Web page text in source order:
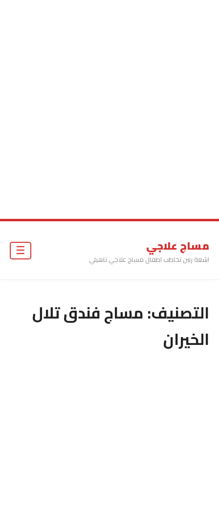
مساج علاجي
اشعة رنين تخاطب اطفال مساج علاجي تاهيلي
التصنيف:مساج فندق تلال
الخيران